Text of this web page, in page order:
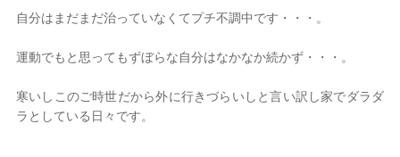
16 17 18 19 20 21 22
30 31
自分はまだまだ治っていなくてプチ不調中です・・・。
運動でもと思ってもずぼらな自分はなかなか続かず・・・。
寒いしこのご時世だから外に行きづらいしと言い訳し家でダラダ
ラとしている日々です。